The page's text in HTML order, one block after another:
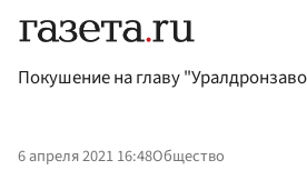
Покушение на главу
6 апреля 2021 16:48Общество